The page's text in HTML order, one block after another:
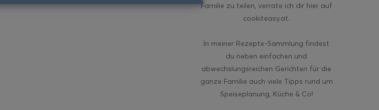
Familie zu teilen, verrate ich dir hier auf
cookiteasy.at.
In meiner Rezepte-Sammlung findest
du neben einfachen und
abwechslungsreichen Gerichten für die
ganze Familie auch viele Tipps rund um
Speiseplanung, Küche & Co!